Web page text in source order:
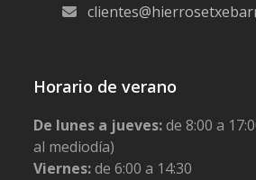
Horario de verano
De lunes a jueves:de 8:00 a
al mediodía)
Viernes:de 6:00 a 14:30